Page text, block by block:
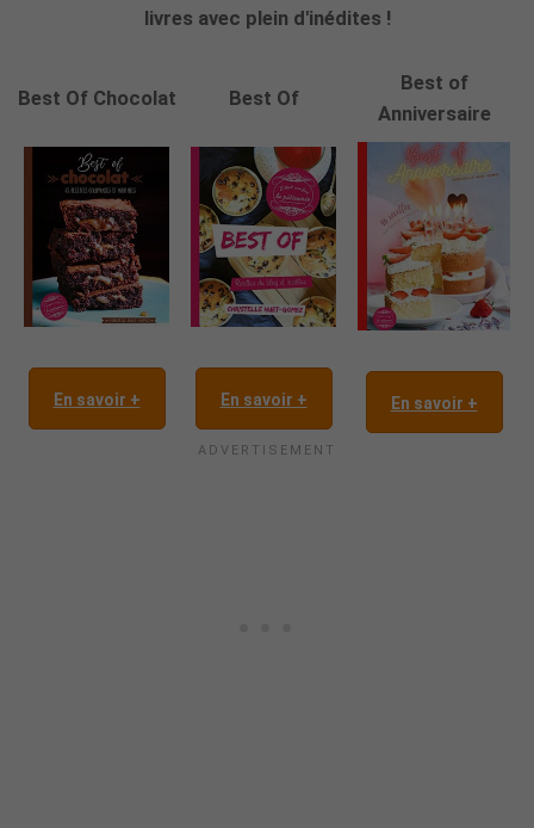
livres avec plein d'inédites !
Best Of Chocolat Best Of
Best of
Anniversaire
En savoir + En savoir + En savoir +